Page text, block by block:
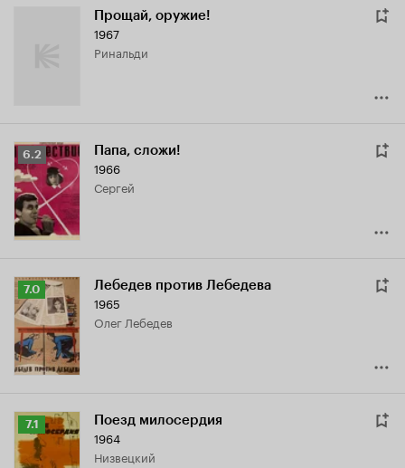
Прощай, оружие!
1967
Ринальди
Рейтинг
Кинопоиска
6.2
6.2 Папа, сложи!
1966
Сергей
Рейтинг
Кинопоиска
7.0
7.0 Лебедев против Лебедева
1965
Олег Лебедев
Рейтинг
Кинопоиска
7.1
7.1 Поезд милосердия
1964
Низвецкий